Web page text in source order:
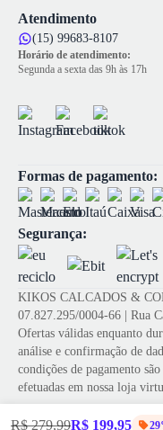
R$ 279,99R$ 199,95
Atendimento
(15) 99683-8107
Horário de atendimento:
Segunda a sexta das 9h às 17h
Formas de pagamento:
Segurança:
KIKOS CALCADOS &
07.827.295/0004-66 | Rua
Ofertas válidas enquanto
análise e confirmação de
condições de pagamento
efetuadas em nossa loja